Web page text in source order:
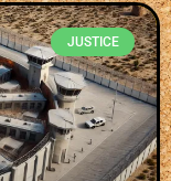
JUSTICE